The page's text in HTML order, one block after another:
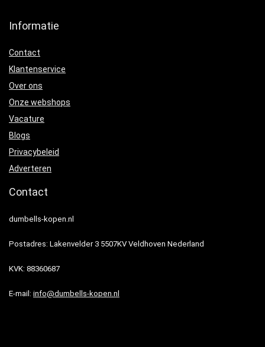
Informatie
Contact
Klantenservice
Over ons
Onze webshops
Vacature
Blogs
Privacybeleid
Adverteren
Contact
dumbells-kopen.nl
Postadres: Lakenvelder 3 5507KV Veldhoven Nederland
KVK: 88360687
E-mail: info@dumbells-kopen.nl